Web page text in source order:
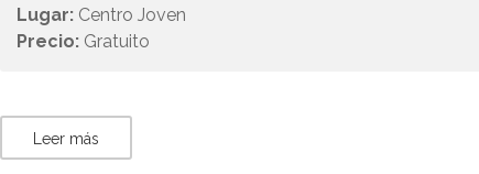
Lugar: Centro Joven
Precio: Gratuito
Leer más